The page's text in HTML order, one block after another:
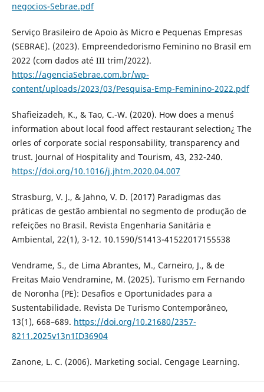
negocios-Sebrae.pdf
Serviço Brasileiro de Apoio às Micro e Pequenas Empresas
(SEBRAE). (2023). Empreendedorismo Feminino no Brasil em
2022 (com dados até III trim/2022).
https://agenciaSebrae.com.br/wp-
content/uploads/2023/03/Pesquisa-Emp-Feminino-2022.pdf
Shafieizadeh, K., & Tao, C.-W. (2020). How does a menu´s
information about local food affect restaurant selection¿ The
orles of corporate social responsability, transparency and
trust. Journal of Hospitality and Tourism, 43, 232-240.
https://doi.org/10.1016/j.jhtm.2020.04.007
Strasburg, V. J., & Jahno, V. D. (2017) Paradigmas das
práticas de gestão ambiental no segmento de produção de
refeições no Brasil. Revista Engenharia Sanitária e
Ambiental, 22(1), 3-12. 10.1590/S1413-41522017155538
Vendrame, S., de Lima Abrantes, M., Carneiro, J., & de
Freitas Maio Vendramine, M. (2025). Turismo em Fernando
de Noronha (PE): Desafios e Oportunidades para a
Sustentabilidade. Revista De Turismo Contemporâneo,
13(1), 668–689. https://doi.org/10.21680/2357-
8211.2025v13n1ID36904
Zanone, L. C. (2006). Marketing social. Cengage Learning.